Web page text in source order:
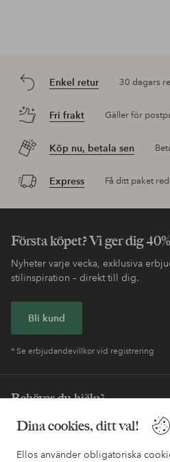
Dina cookies, ditt val!
Ellos använder obligatoriska
Enkel retur 30 dagars
Fri frakt Gäller för
Köp nu, betala sen
Express Få ditt paket
Första köpet? Vi ger dig
Nyheter varje vecka, exklusiva
stilinspiration – direkt till dig.
Bli kund
* Se erbjudandevillkor vid registrering
Behöver du hjälp?
I vår FAQ hittar du svaren på de
också information om hur du enklast